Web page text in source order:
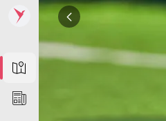
Map
News